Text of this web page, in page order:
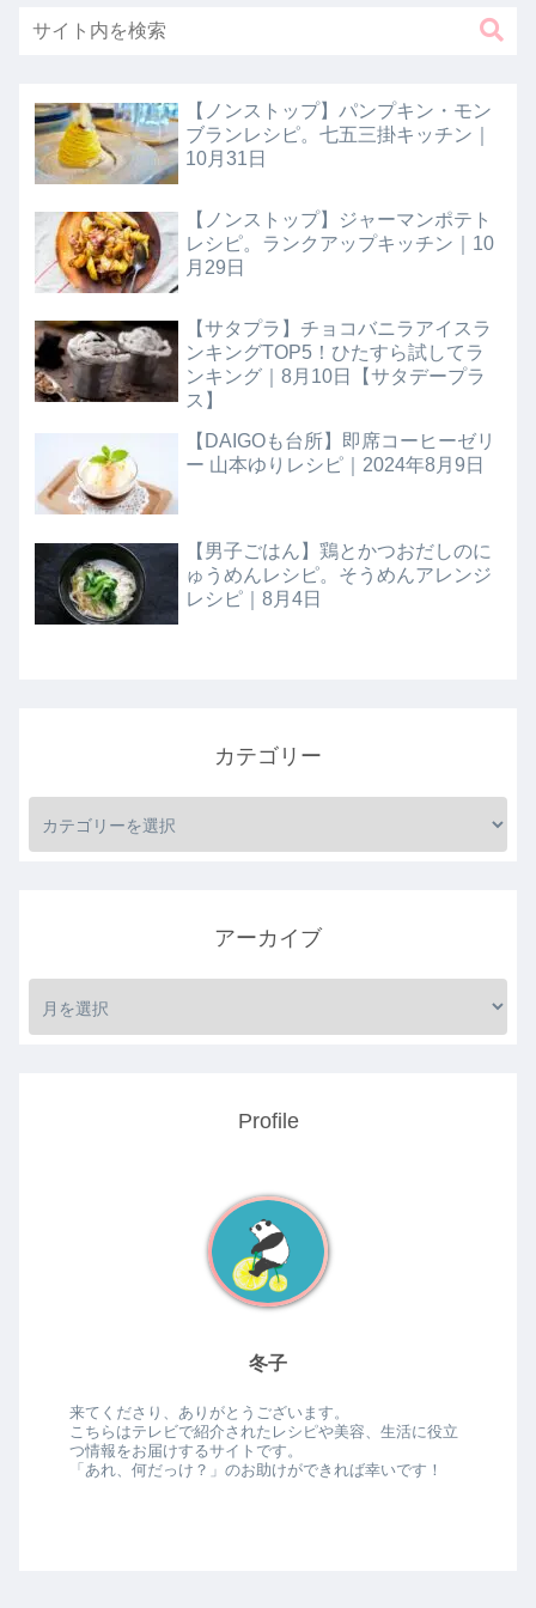
【ノンストップ】パンプキン・モン
ブランレシピ。七五三掛キッチン｜
10月31日
【ノンストップ】ジャーマンポテト
レシピ。ランクアップキッチン｜10
月29日
【サタプラ】チョコバニラアイスラ
ンキングTOP5！ひたすら試してラ
ンキング｜8月10日【サタデープラ
ス】
【DAIGOも台所】即席コーヒーゼリ
ー 山本ゆりレシピ｜2024年8月9日
【男子ごはん】鶏とかつおだしのに
ゅうめんレシピ。そうめんアレンジ
レシピ｜8月4日
カテゴリー
アーカイブ
Profile
冬子
来てくださり、ありがとうございます。
こちらはテレビで紹介されたレシピや美容、生活に役立
つ情報をお届けするサイトです。
「あれ、何だっけ？」のお助けができれば幸いです！